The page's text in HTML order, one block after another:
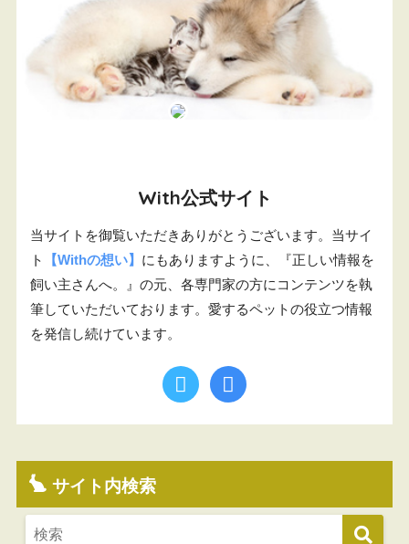
With公式サイト
当サイトを御覧いただきありがとうございます。当サイ
ト
【Withの想い】 にもありますように、『正しい情報を
飼い主さんへ。』の元、各専門家の方にコンテンツを執
筆していただいております。愛するペットの役立つ情報
を発信し続けています。
サイト内検索